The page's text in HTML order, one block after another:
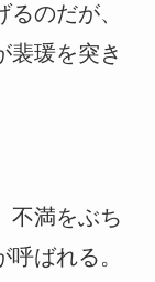
のだが、
裴瑗を突き
不満をぶち
ばれる。